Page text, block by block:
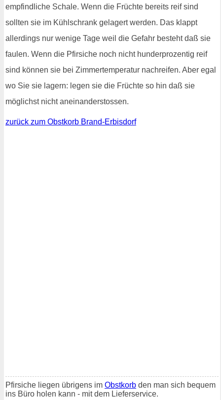
empfindliche Schale. Wenn die Früchte bereits reif sind
sollten sie im Kühlschrank gelagert werden. Das klappt
allerdings nur wenige Tage weil die Gefahr besteht daß sie
faulen. Wenn die Pfirsiche noch nicht hunderprozentig reif
sind können sie bei Zimmertemperatur nachreifen. Aber egal
wo Sie sie lagern: legen sie die Früchte so hin daß sie
möglichst nicht aneinanderstossen.
zurück zum Obstkorb Brand-Erbisdorf
Pfirsiche liegen übrigens im Obstkorb den man sich bequem
ins Büro holen kann - mit dem Lieferservice.